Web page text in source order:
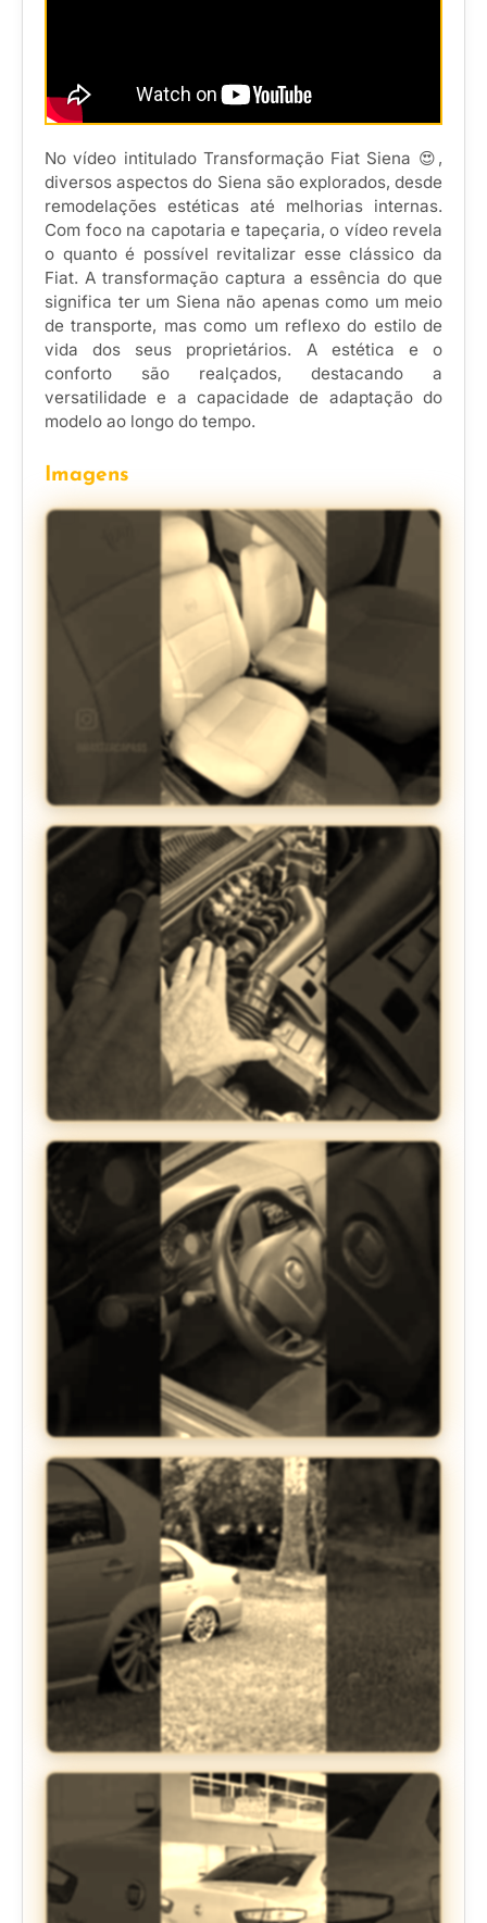
No vídeo intitulado Transformação Fiat Siena 😍,
diversos aspectos do Siena são explorados, desde
remodelações estéticas até melhorias internas.
Com foco na capotaria e tapeçaria, o vídeo revela
o quanto é possível revitalizar esse clássico da
Fiat. A transformação captura a essência do que
significa ter um Siena não apenas como um meio
de transporte, mas como um reflexo do estilo de
vida dos seus proprietários. A estética e o
conforto são realçados, destacando a
versatilidade e a capacidade de adaptação do
modelo ao longo do tempo.
Imagens